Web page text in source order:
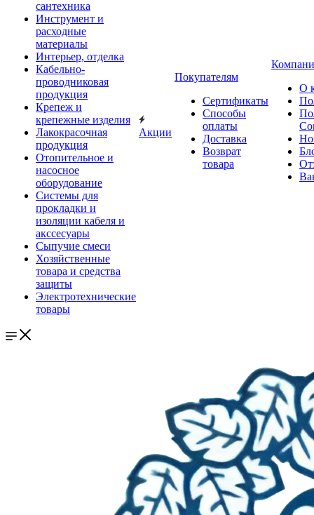
сантехника
Инструмент и
расходные
материалы
Интерьер, отделка
Кабельно-
проводниковая
продукция
Крепеж и
крепежные изделия
Лакокрасочная
продукция
Отопительное и
насосное
оборудование
Системы для
прокладки и
изоляции кабеля и
акссесуары
Сыпучие смеси
Хозяйственные
товара и средства
защиты
Электротехнические
товары
Акции
Покупателям
Сертификаты
Способы
оплаты
Доставка
Возврат
товара
О